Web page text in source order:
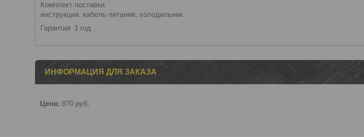
Комплект поставки
инструкция, кабель питания, холодильник
Гарантия 1 год
ИНФОРМАЦИЯ ДЛЯ ЗАКАЗА
Цена: 870 руб.